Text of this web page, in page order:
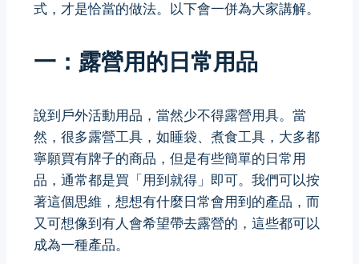
式，才是恰當的做法。以下會一併為大家講解。
一：露營用的日常用品
說到戶外活動用品，當然少不得露營用具。當
然，很多露營工具，如睡袋、煮食工具，大多都
寧願買有牌子的商品，但是有些簡單的日常用
品，通常都是買「用到就得」即可。我們可以按
著這個思維，想想有什麼日常會用到的產品，而
又可想像到有人會希望帶去露營的，這些都可以
成為一種產品。